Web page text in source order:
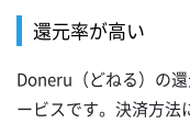
還元率が高い
Doneru（どねる）の
ービスです。決済方